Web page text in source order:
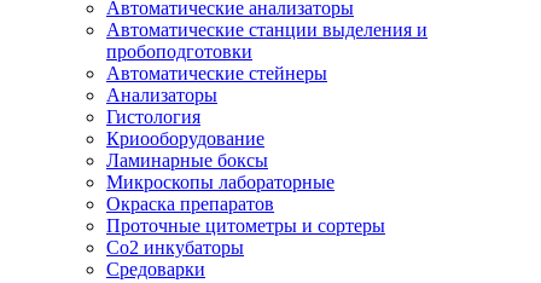
Автоматические анализаторы
Автоматические станции выделения и
пробоподготовки
Автоматические стейнеры
Анализаторы
Гистология
Криооборудование
Ламинарные боксы
Микроскопы лабораторные
Окраска препаратов
Проточные цитометры и сортеры
Со2 инкубаторы
Средоварки